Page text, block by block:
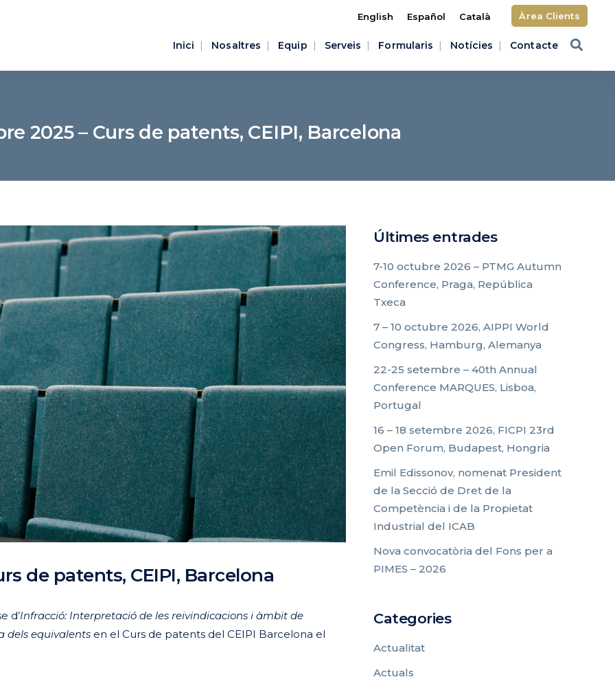
English Español Català Àrea Clients
Inici Nosaltres Equip Serveis Formularis Notícies Contacte
2025 – Curs de patents, CEIPI, Barcelona
de patents, CEIPI, Barcelona
d’Infracció: Interpretació de les reivindicacions i àmbit de
dels equivalents en el Curs de patents del CEIPI Barcelona el
Últimes entrades
7-10 octubre 2026 – PTMG Autumn
Conference, Praga, República
Txeca
7 – 10 octubre 2026, AIPPI World
Congress, Hamburg, Alemanya
22-25 setembre – 40th Annual
Conference MARQUES, Lisboa,
Portugal
16 – 18 setembre 2026, FICPI 23rd
Open Forum, Budapest, Hongria
Emil Edissonov, nomenat President
de la Secció de Dret de la
Competència i de la Propietat
Industrial del ICAB
Nova convocatòria del Fons per a
PIMES – 2026
Categories
Actualitat
Actuals